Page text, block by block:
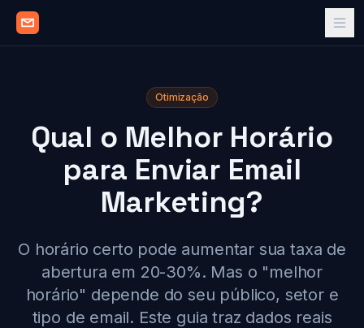
Otimização
Qual o Melhor Horário
para Enviar Email
Marketing?
O horário certo pode aumentar sua taxa de
abertura em 20-30%. Mas o "melhor
horário" depende do seu público, setor e
tipo de email. Este guia traz dados reais